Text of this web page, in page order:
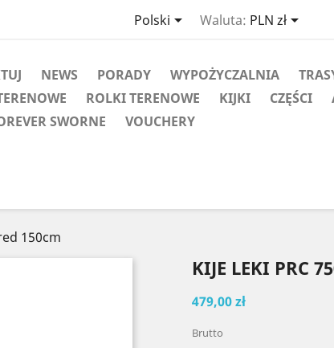
Polski Waluta: PLN zł
NEWS PORADY WYPOŻYCZALNIA
ROLKI TERENOWE KIJKI CZĘŚCI
SWORNE
VOUCHERY
150cm
KIJE LEKI PRC
479,00 zł
Brutto